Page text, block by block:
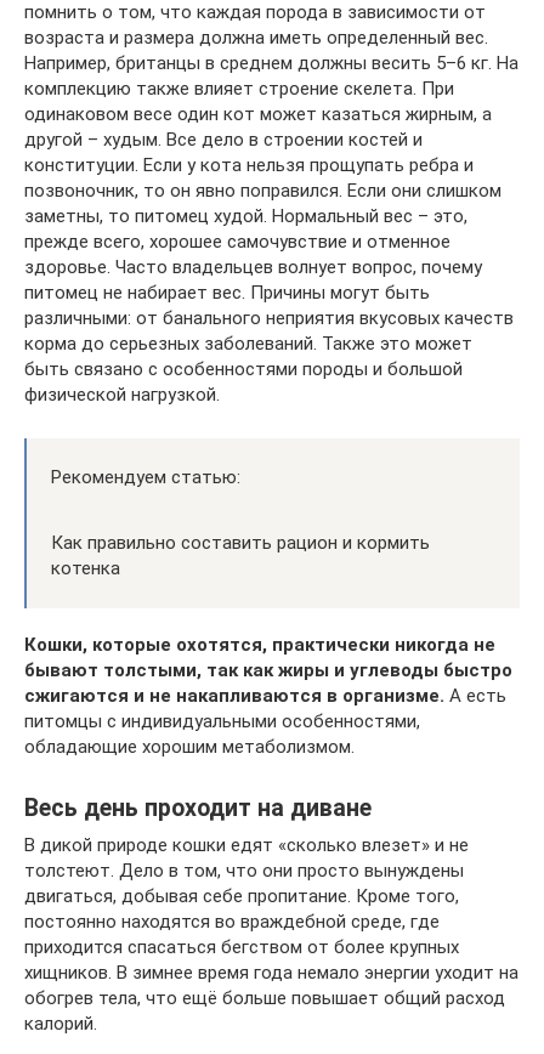
помнить о том, что каждая порода в зависимости от
возраста и размера должна иметь определенный вес.
Например, британцы в среднем должны весить 5–6 кг. На
комплекцию также влияет строение скелета. При
одинаковом весе один кот может казаться жирным, а
другой – худым. Все дело в строении костей и
конституции. Если у кота нельзя прощупать ребра и
позвоночник, то он явно поправился. Если они слишком
заметны, то питомец худой. Нормальный вес – это,
прежде всего, хорошее самочувствие и отменное
здоровье. Часто владельцев волнует вопрос, почему
питомец не набирает вес. Причины могут быть
различными: от банального неприятия вкусовых качеств
корма до серьезных заболеваний. Также это может
быть связано с особенностями породы и большой
физической нагрузкой.
Рекомендуем статью:
Как правильно составить рацион и кормить
котенка
Кошки, которые охотятся, практически никогда не
бывают толстыми, так как жиры и углеводы быстро
сжигаются и не накапливаются в организме. А есть
питомцы с индивидуальными особенностями,
обладающие хорошим метаболизмом.
Весь день проходит на диване
В дикой природе кошки едят «сколько влезет» и не
толстеют. Дело в том, что они просто вынуждены
двигаться, добывая себе пропитание. Кроме того,
постоянно находятся во враждебной среде, где
приходится спасаться бегством от более крупных
хищников. В зимнее время года немало энергии уходит на
обогрев тела, что ещё больше повышает общий расход
калорий.